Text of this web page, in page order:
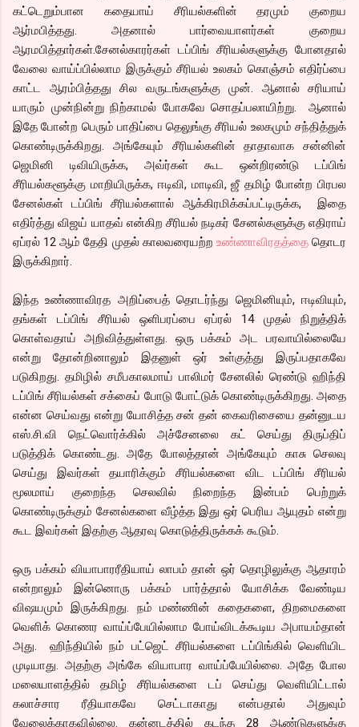
கட்டெறும்பான கதையாய் சீரியல்களின் தரமும் குறைய
ஆர்மபித்தது. அதனால் பார்வையாளர்கள் குறைய
ஆரமபித்தார்கள்.சேனல்காரர்கள் டப்பிங் சீரியல்களுக்கு போனதால்
வேலை வாய்ப்பில்லாம இருக்கும் சீரியல் உலகம் கொஞ்சம் எதிர்ப்பை
காட்ட ஆரம்பித்தது சில வருடங்களுக்கு முன். ஆனால் சரியாய்
யாரும் முன்நின்று நிற்காமல் போகவே சொதப்பலாயிற்று. ஆனால்
இதே போன்ற பெரும் பாதிப்பை தெலுங்கு சீரியல் உலகமும் சந்தித்துக்
கொண்டிருக்கிறது. அங்கேயும் சீரியல்களின் தாதாவாக சன்னின்
ஜெமினி டிவியிருக்க, அவ்ர்கள் கூட ஒன்றிரண்டு டப்பிங்
சீரியல்களூக்கு மாறியிருக்க, ஈடிவி, மாடிவி, ஜீ தமிழ் போன்ற பிரபல
சேனல்கள் டப்பிங் சீரியல்களால் ஆக்கிரமிக்கப்பட்டிருக்க, இதை
எதிர்த்து விஜய் யாதவ் என்கிற சீரியல் நடிகர் சேனல்களுக்கு எதிராய்
ஏப்ரல் 12 ஆம் தேதி முதல் காலவரையற்ற உண்ணாவிரதத்தைதொடர
இருக்கிறார்.
இந்த உண்ணாவிரத அறிப்பைத் தொடர்ந்து ஜெமினியும், ஈடிவியும்,
தங்கள் டப்பிங் சீரியல் ஒளிபரப்பை ஏப்ரல் 14 முதல் நிறுத்திக்
கொள்வதாய் அறிவித்துள்ளது. ஒரு பக்கம் அட பரவாயில்லையே
என்று தோன்றினாலும் இதனுள் ஒர் உள்குத்து இருப்பதாகவே
படுகிறது. தமிழில் சமீபகாலமாய் பாலிமர் சேனலில் ரெண்டு ஹிந்தி
டப்பிங் சீரியல்கள் சக்கைப் போடு போட்டுக் கொண்டிருக்கிறது. அதை
என்ன செய்வது என்று யோசித்த சன் தன் கைவரிசையை தன்னுடய
எஸ்.சி.வி நெட்வொர்க்கில் அச்சேனலை கட் செய்து திருப்திப்
படுத்திக் கொண்டது. அதே போலத்தான் அங்கேயும் காசு செலவு
செய்து இவர்கள் தயாரிக்கும் சீரியல்களை விட டப்பிங் சீரியல்
மூலமாய் குறைந்த செலவில் நிறைந்த இன்பம் பெற்றுக்
கொண்டிருக்கும் சேனல்களை வீழ்த்த இது ஒர் பெரிய ஆயுதம் என்று
கூட இவர்கள் இதற்கு ஆதரவு கொடுத்திருக்கக் கூடும்.
ஒரு பக்கம் வியாபாரரீதியாய் லாபம் தான் ஒர் தொழிலுக்கு ஆதாரம்
என்றாலும் இன்னொரு பக்கம் பார்த்தால் யோசிக்க வேண்டிய
விஷயமும் இருக்கிறது. நம் மண்ணின் கதைகளை, திறமைகளை
வெளிக் கொணர வாய்ப்பேயில்லாம போய்விடக்கூடிய அபாயம்தான்
அது. ஹிந்தியில் நம் பட்ஜெட் சீரியல்களை டப்பிங்கில் வெளியிட
முடியாது. அதற்கு அங்கே வியாபார வாய்ப்பேயில்லை. அதே போல
மலையாளத்தில் தமிழ் சீரியல்களை டப் செய்து வெளியிட்டால்
கலாச்சார ரீதியாகவே செட்டாகாது என்பதால் அதுவும்
வேலைக்காகவில்லை. கன்னடத்தில் கடந்த 28 ஆண்டுகளுக்கு